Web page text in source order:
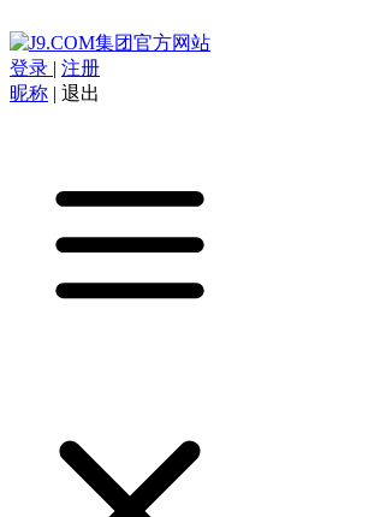
登录 | 注册
昵称 | 退出